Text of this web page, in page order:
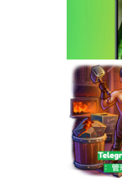
Telegram
计、iOS
升